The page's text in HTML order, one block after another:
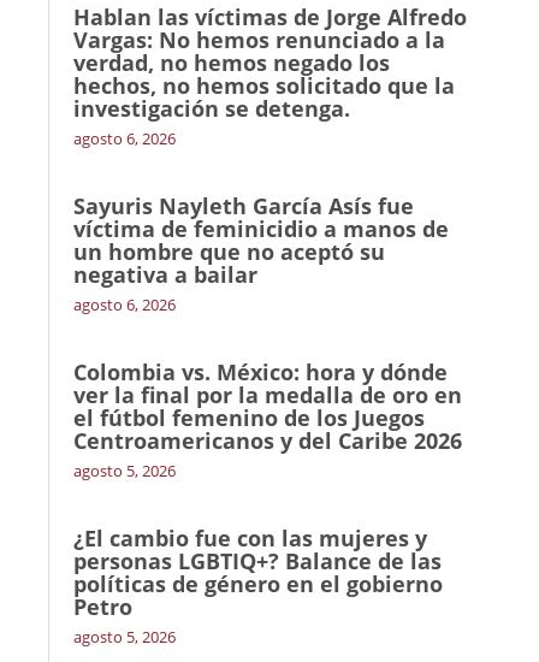
Hablan las víctimas de Jorge Alfredo
Vargas: No hemos renunciado a la
verdad, no hemos negado los
hechos, no hemos solicitado que la
investigación se detenga.
agosto 6, 2026
Sayuris Nayleth García Asís fue
víctima de feminicidio a manos de
un hombre que no aceptó su
negativa a bailar
agosto 6, 2026
Colombia vs. México: hora y dónde
ver la final por la medalla de oro en
el fútbol femenino de los Juegos
Centroamericanos y del Caribe 2026
agosto 5, 2026
¿El cambio fue con las mujeres y
personas LGBTIQ+? Balance de las
políticas de género en el gobierno
Petro
agosto 5, 2026